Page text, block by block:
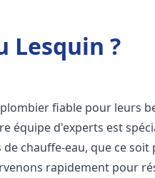
Lesquin ?
fiable pour leurs
équipe d'experts est
chauffe-eau, que ce soit
rapidement pour